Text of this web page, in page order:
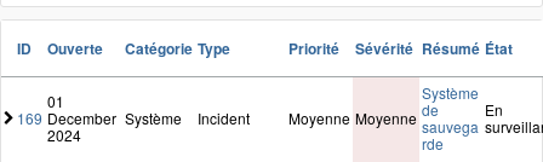
ID Ouverte Catégorie Type Priorité Sévérité Résumé État
169
01
December
2024
Système Incident Moyenne Moyenne
Système
de
sauvega
rde
En